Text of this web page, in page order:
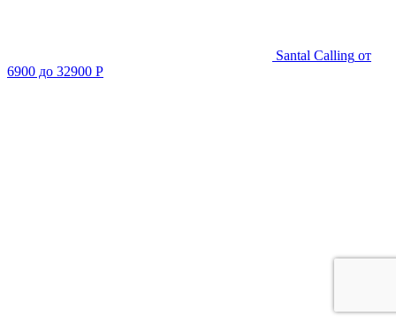
Santal Calling от
6900 до 32900 Р